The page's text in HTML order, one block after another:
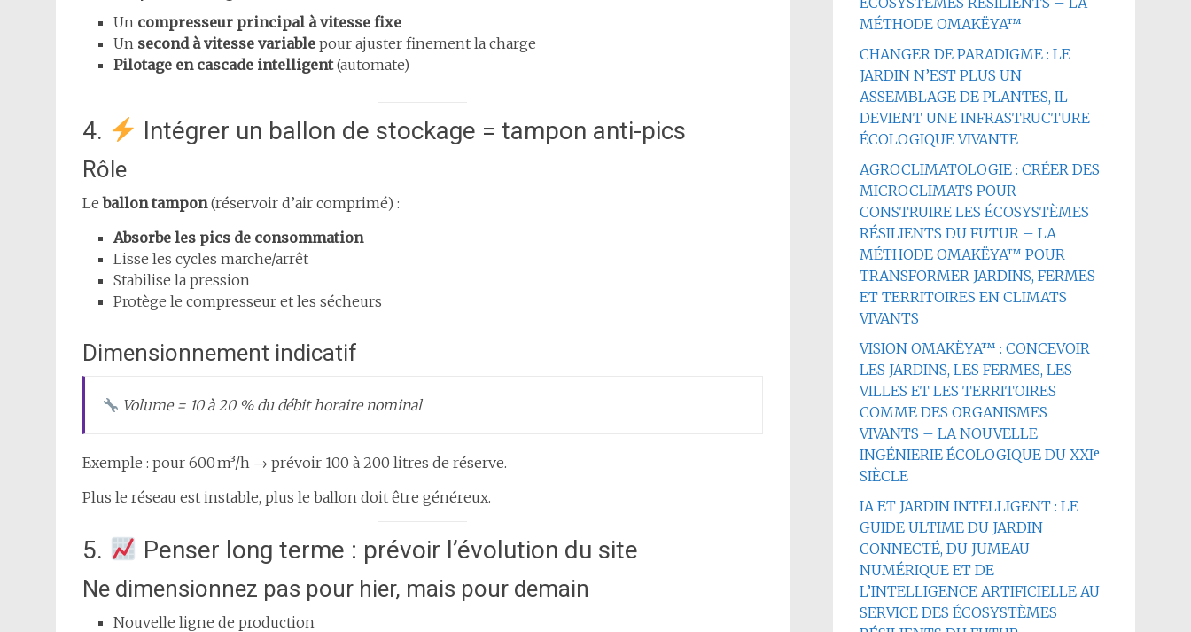
Un compresseur principal à vitesse fixe
Un second à vitesse variable pour ajuster finement la charge
Pilotage en cascade intelligent(automate)
4. Intégrer un ballon de stockage = tampon anti-pics
Rôle
Leballon tampon(réservoir d’air comprimé) :
Absorbe les pics de consommation
Lisse les cycles marche/arrêt
Stabilise la pression
Protège le compresseur et les sécheurs
Dimensionnement indicatif
Volume = 10 à 20 % du débit horaire nominal
Exemple : pour 600 m³/h → prévoir 100 à 200 litres de réserve.
Plus le réseau est instable, plus le ballon doit être généreux.
5. Penser long terme : prévoir l’évolution du site
Ne dimensionnez pas pour hier, mais pour demain
Nouvelle ligne de production
MÉTHODE OMAKËYA™
CHANGER DE PARADIGME : LE
JARDIN N’EST PLUS UN
ASSEMBLAGE DE PLANTES, IL
DEVIENT UNE INFRASTRUCTURE
ÉCOLOGIQUE VIVANTE
AGROCLIMATOLOGIE : CRÉER DES
MICROCLIMATS POUR
CONSTRUIRE LES ÉCOSYSTÈMES
RÉSILIENTS DU FUTUR – LA
MÉTHODE OMAKËYA™ POUR
TRANSFORMER JARDINS, FERMES
ET TERRITOIRES EN CLIMATS
VIVANTS
VISION OMAKËYA™ : CONCEVOIR
LES JARDINS, LES FERMES, LES
VILLES ET LES TERRITOIRES
COMME DES ORGANISMES
VIVANTS – LA NOUVELLE
INGÉNIERIE ÉCOLOGIQUE DU XXIᵉ
SIÈCLE
IA ET JARDIN INTELLIGENT : LE
GUIDE ULTIME DU JARDIN
CONNECTÉ, DU JUMEAU
NUMÉRIQUE ET DE
L’INTELLIGENCE ARTIFICIELLE AU
SERVICE DES ÉCOSYSTÈMES